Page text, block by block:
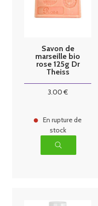
Savon de
marseille bio
rose 125g Dr
Theiss
3.00€
En rupture de
stock